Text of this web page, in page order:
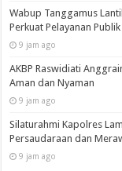
Wabup Tanggamus
Perkuat Pelayanan Publik
9 jam ago
AKBP Raswidiati
Aman dan Nyaman
9 jam ago
Silaturahmi Kapolres
Persaudaraan dan
9 jam ago